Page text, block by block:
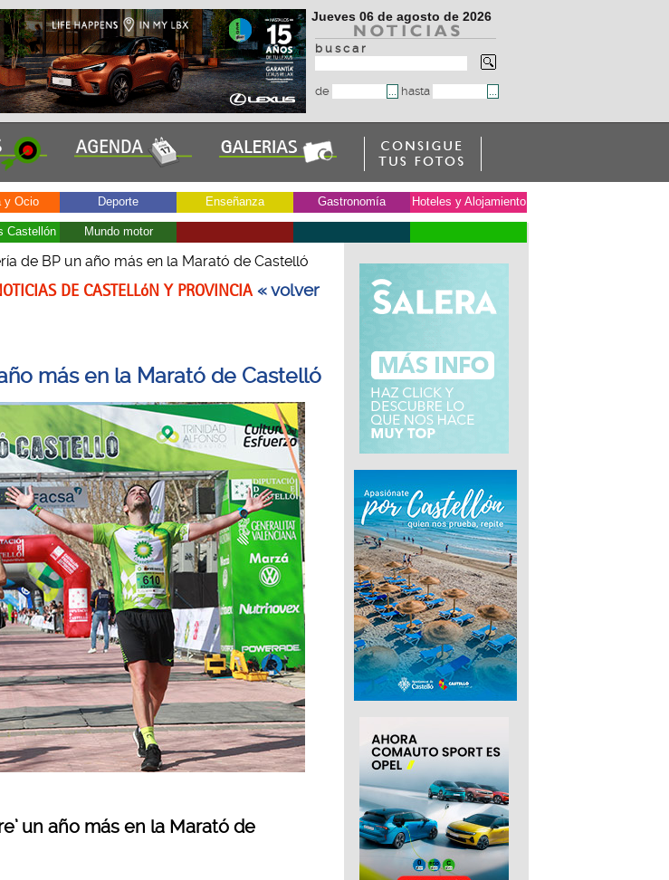
Jueves 06 de agosto de 2026
b u s c a r
de hasta
y Ocio Deporte Enseñanza Gastronomía Hoteles y Alojamiento
Castellón Mundo motor
de BP un año más en la Marató de Castelló
DE CASTELLóN Y PROVINCIA« volver
más en la Marató de Castelló
un año más en la Marató de